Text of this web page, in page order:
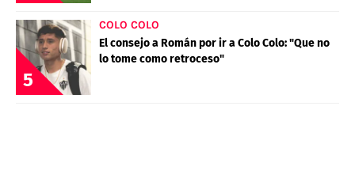
5
COLO COLO
El consejo a Román por ir a Colo Colo: "Que no
lo tome como retroceso"